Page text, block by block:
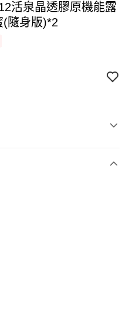
活泉晶透膠原機能露
(隨身版)*2